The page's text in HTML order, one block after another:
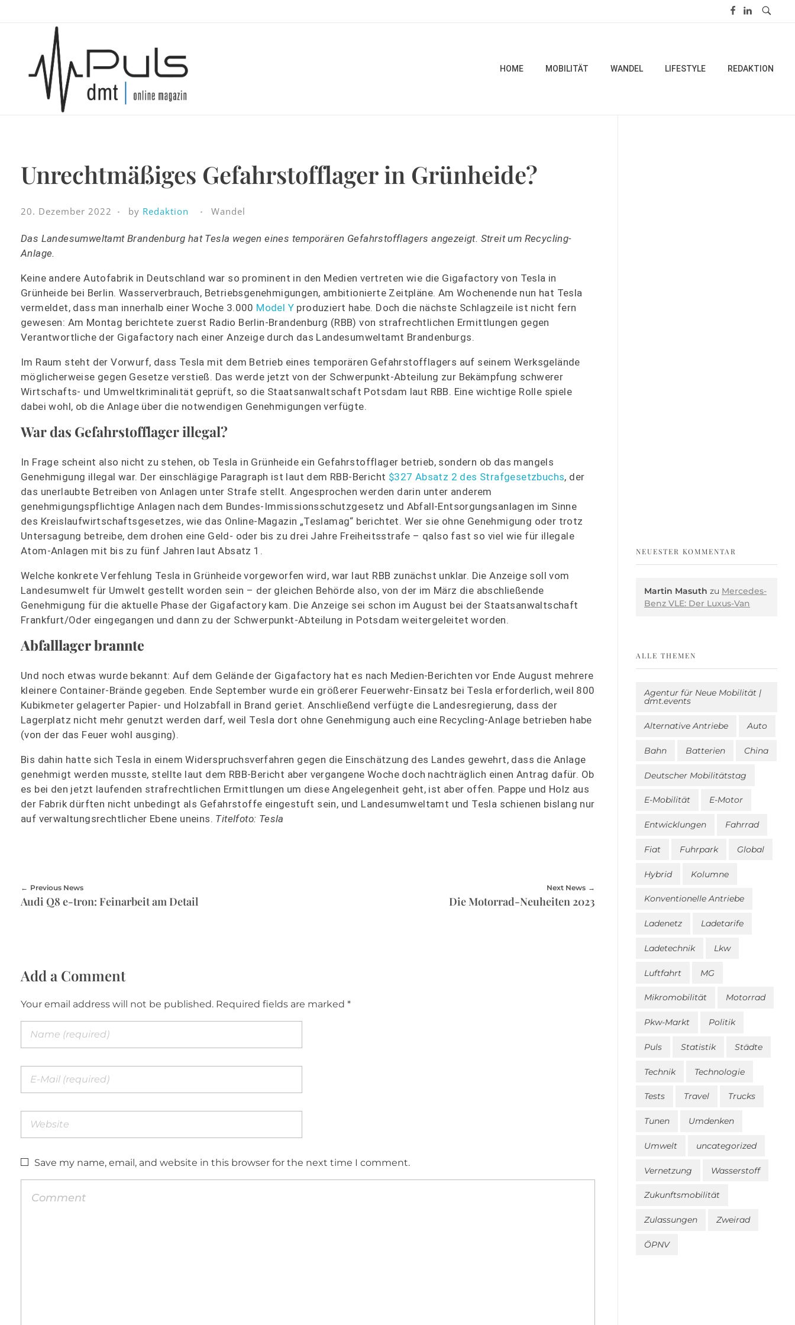
Puls Magazin
HOME MOBILITÄT WANDEL LIFESTYLE REDAKTION
Unrechtmäßiges Gefahrstofflager in Grünheide?
20. Dezember 2022 by Redaktion Wandel
Das Landesumweltamt Brandenburg hat Tesla wegen eines temporären Gefahrstofflagers angezeigt. Streit um Recycling-
Anlage.
Keine andere Autofabrik in Deutschland war so prominent in den Medien vertreten wie die Gigafactory von Tesla in
Grünheide bei Berlin. Wasserverbrauch, Betriebsgenehmigungen, ambitionierte Zeitpläne. Am Wochenende nun hat Tesla
vermeldet, dass man innerhalb einer Woche 3.000 Model Y produziert habe. Doch die nächste Schlagzeile ist nicht fern
gewesen: Am Montag berichtete zuerst Radio Berlin-Brandenburg (RBB) von strafrechtlichen Ermittlungen gegen
Verantwortliche der Gigafactory nach einer Anzeige durch das Landesumweltamt Brandenburgs.
Im Raum steht der Vorwurf, dass Tesla mit dem Betrieb eines temporären Gefahrstofflagers auf seinem Werksgelände
möglicherweise gegen Gesetze verstieß. Das werde jetzt von der Schwerpunkt-Abteilung zur Bekämpfung schwerer
Wirtschafts- und Umweltkriminalität geprüft, so die Staatsanwaltschaft Potsdam laut RBB. Eine wichtige Rolle spiele
dabei wohl, ob die Anlage über die notwendigen Genehmigungen verfügte.
War das Gefahrstofflager illegal?
In Frage scheint also nicht zu stehen, ob Tesla in Grünheide ein Gefahrstofflager betrieb, sondern ob das mangels
Genehmigung illegal war. Der einschlägige Paragraph ist laut dem RBB-Bericht $327 Absatz 2 des Strafgesetzbuchs, der
das unerlaubte Betreiben von Anlagen unter Strafe stellt. Angesprochen werden darin unter anderem
genehmigungspflichtige Anlagen nach dem Bundes-Immissionsschutzgesetz und Abfall-Entsorgungsanlagen im Sinne
des Kreislaufwirtschaftsgesetzes, wie das Online-Magazin „Teslamag“ berichtet. Wer sie ohne Genehmigung oder trotz
Untersagung betreibe, dem drohen eine Geld- oder bis zu drei Jahre Freiheitsstrafe – qalso fast so viel wie für illegale
Atom-Anlagen mit bis zu fünf Jahren laut Absatz 1.
Welche konkrete Verfehlung Tesla in Grünheide vorgeworfen wird, war laut RBB zunächst unklar. Die Anzeige soll vom
Landesumwelt für Umwelt gestellt worden sein – der gleichen Behörde also, von der im März die abschließende
Genehmigung für die aktuelle Phase der Gigafactory kam. Die Anzeige sei schon im August bei der Staatsanwaltschaft
Frankfurt/Oder eingegangen und dann zu der Schwerpunkt-Abteilung in Potsdam weitergeleitet worden.
Abfalllager brannte
Und noch etwas wurde bekannt: Auf dem Gelände der Gigafactory hat es nach Medien-Berichten vor Ende August mehrere
kleinere Container-Brände gegeben. Ende September wurde ein größerer Feuerwehr-Einsatz bei Tesla erforderlich, weil 800
Kubikmeter gelagerter Papier- und Holzabfall in Brand geriet. Anschließend verfügte die Landesregierung, dass der
Lagerplatz nicht mehr genutzt werden darf, weil Tesla dort ohne Genehmigung auch eine Recycling-Anlage betrieben habe
(von der das Feuer wohl ausging).
Bis dahin hatte sich Tesla in einem Widerspruchsverfahren gegen die Einschätzung des Landes gewehrt, dass die Anlage
genehmigt werden musste, stellte laut dem RBB-Bericht aber vergangene Woche doch nachträglich einen Antrag dafür. Ob
es bei den jetzt laufenden strafrechtlichen Ermittlungen um diese Angelegenheit geht, ist aber offen. Pappe und Holz aus
der Fabrik dürften nicht unbedingt als Gefahrstoffe eingestuft sein, und Landesumweltamt und Tesla schienen bislang nur
auf verwaltungsrechtlicher Ebene uneins. Titelfoto: Tesla
Previous News
Audi Q8 e-tron: Feinarbeit am Detail
Next News
Die Motorrad-Neuheiten 2023
Add a Comment
Your email address will not be published. Required fields are marked *
Save my name, email, and website in this browser for the next time I comment.
NEUESTER KOMMENTAR
Martin Masuth zu Mercedes-
Benz VLE: Der Luxus-Van
ALLE THEMEN
Agentur für Neue Mobilität |
dmt.events
Alternative Antriebe Auto
Bahn Batterien China
Deutscher Mobilitätstag
E-Mobilität E-Motor
Entwicklungen Fahrrad
Fiat Fuhrpark Global
Hybrid Kolumne
Konventionelle Antriebe
Ladenetz Ladetarife
Ladetechnik Lkw
Luftfahrt MG
Mikromobilität Motorrad
Pkw-Markt Politik
Puls Statistik Städte
Technik Technologie
Tests Travel Trucks
Tunen Umdenken
Umwelt uncategorized
Vernetzung Wasserstoff
Zukunftsmobilität
Zulassungen Zweirad
ÖPNV